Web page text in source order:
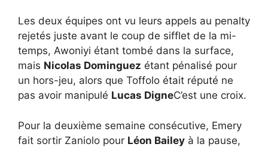
Les deux équipes ont vu leurs appels au penalty
rejetés juste avant le coup de sifflet de la mi-
temps, Awoniyi étant tombé dans la surface,
mais Nicolas Dominguez étant pénalisé pour
un hors-jeu, alors que Toffolo était réputé ne
pas avoir manipulé Lucas DigneC’est une croix.
Pour la deuxième semaine consécutive, Emery
fait sortir Zaniolo pour Léon Bailey à la pause,